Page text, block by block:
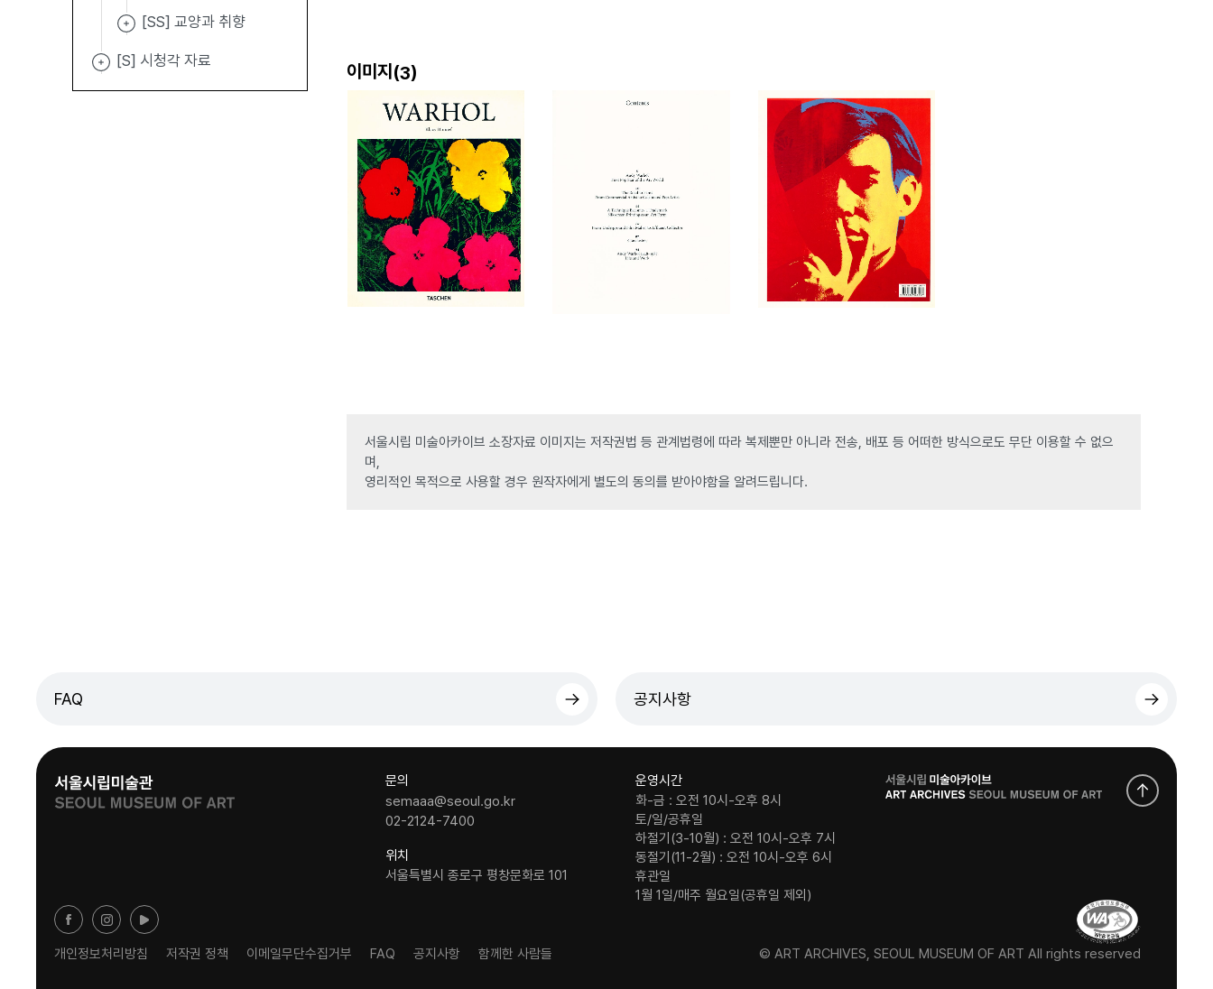
[SS] 교양과 취향
[S] 시청각 자료 이미지(3)
서울시립 미술아카이브 소장자료 이미지는 저작권법 등 관계법령에 따라 복제뿐만 아니라 전송, 배포 등 어떠한 방식으로도 무단 이용할 수 없으
며,
영리적인 목적으로 사용할 경우 원작자에게 별도의 동의를 받아야함을 알려드립니다.
FAQ 공지사항
문의
semaaa@seoul.go.kr
02-2124-7400
위치
서울특별시 종로구 평창문화로 101
운영시간
화-금 : 오전 10시-오후 8시
토/일/공휴일
하절기(3-10월) : 오전 10시-오후 7시
동절기(11-2월) : 오전 10시-오후 6시
휴관일
1월 1일/매주 월요일(공휴일 제외)
로
고
개인정보처리방침 저작권 정책 이메일무단수집거부 FAQ 공지사항 함께한 사람들 © ART ARCHIVES, SEOUL MUSEUM OF ART All rights reserved